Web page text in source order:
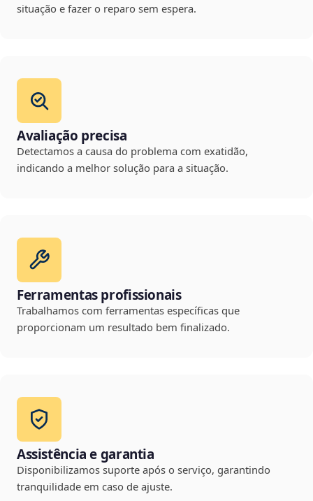
situação e fazer o reparo sem espera.
Avaliação precisa
Detectamos a causa do problema com exatidão,
indicando a melhor solução para a situação.
Ferramentas profissionais
Trabalhamos com ferramentas específicas que
proporcionam um resultado bem finalizado.
Assistência e garantia
Disponibilizamos suporte após o serviço, garantindo
tranquilidade em caso de ajuste.